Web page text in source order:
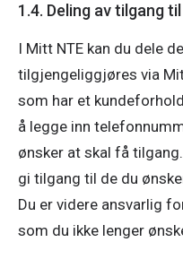
1.4. Deling av tilgang
I Mitt NTE kan du dele
tilgjengeliggjøres via
som har et
å legge inn
ønsker at skal få
gi tilgang til de du
Du er videre ansvarlig
som du ikke lenger